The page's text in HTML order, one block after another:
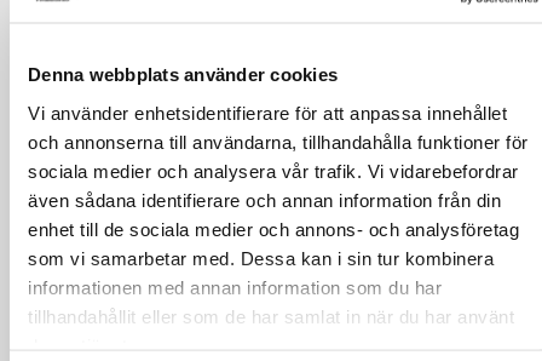
Denna webbplats använder cookies
Vi använder enhetsidentifierare för att anpassa innehållet
och annonserna till användarna, tillhandahålla funktioner för
sociala medier och analysera vår trafik. Vi vidarebefordrar
även sådana identifierare och annan information från din
enhet till de sociala medier och annons- och analysföretag
som vi samarbetar med. Dessa kan i sin tur kombinera
informationen med annan information som du har
tillhandahållit eller som de har samlat in när du har använt